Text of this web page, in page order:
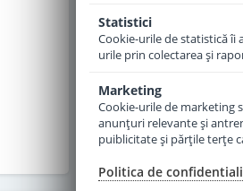
Cereale Topfer BIO
grau cu mere si
Statistici
Cookie-urile de statistică îi
urile prin colectarea şi
Marketing
Cookie-urile de marketing
anunţuri relevante şi
puiblicitate şi părţile terţe
Politica de